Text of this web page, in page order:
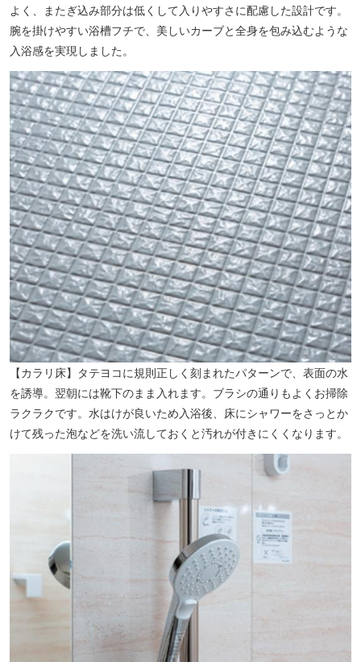
109シネマズ川崎（約1110m／徒歩14分）※提供写真
カワスイ 川崎水族館（約1110m／徒歩14分）※提供写真
よく、またぎ込み部分は低くして入りやすさに配慮した設計です。
腕を掛けやすい浴槽フチで、美しいカーブと全身を包み込むような
入浴感を実現しました。
【カラリ床】タテヨコに規則正しく刻まれたパターンで、表面の水
を誘導。翌朝には靴下のまま入れます。ブラシの通りもよくお掃除
ラクラクです。水はけが良いため入浴後、床にシャワーをさっとか
けて残った泡などを洗い流しておくと汚れが付きにくくなります。